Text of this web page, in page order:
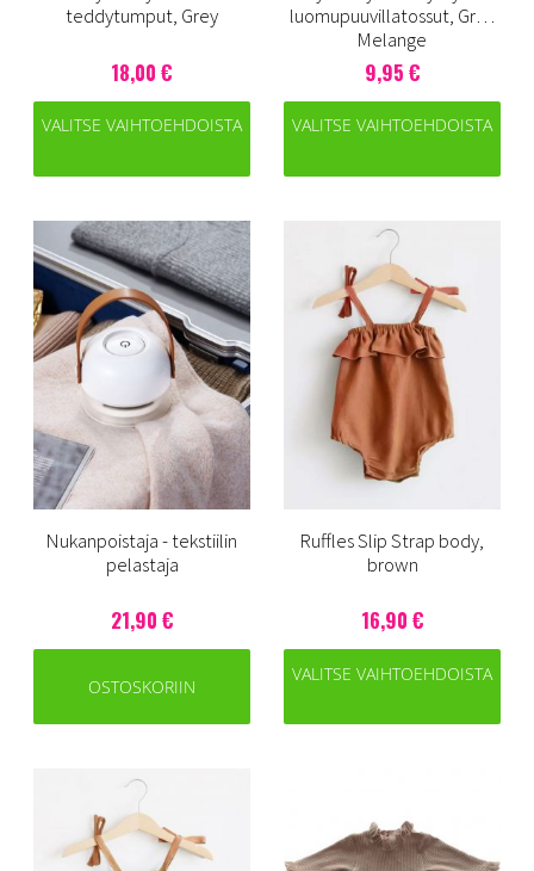
teddytumput, Grey
18,00 €
VALITSE VAIHTOEHDOISTA
luomupuuvillatossut, Grey
Melange
9,95 €
VALITSE VAIHTOEHDOISTA
Nukanpoistaja - tekstiilin
pelastaja
21,90 €
OSTOSKORIIN
Ruffles Slip Strap body,
brown
16,90 €
VALITSE VAIHTOEHDOISTA